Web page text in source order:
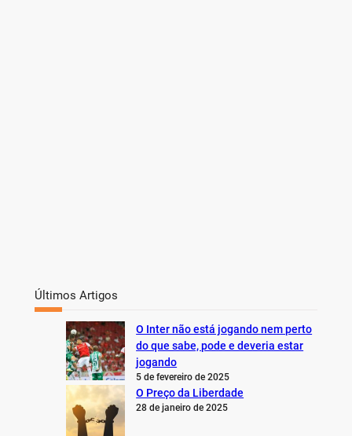
Últimos Artigos
O Inter não está jogando nem perto
do que sabe, pode e deveria estar
jogando
5 de fevereiro de 2025
O Preço da Liberdade
28 de janeiro de 2025